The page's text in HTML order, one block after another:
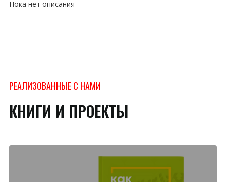
Пока нет описания
РЕАЛИЗОВАННЫЕ С НАМИ
КНИГИ И ПРОЕКТЫ